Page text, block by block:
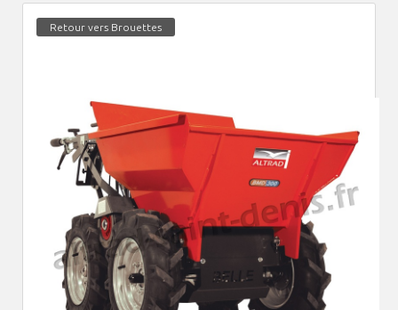
Retour vers Brouettes